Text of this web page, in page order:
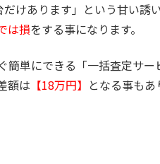
けあります」という甘い誘
は損をする事になります。
簡単にできる「一括査定サー
額は 【18万円】 となる事もあ